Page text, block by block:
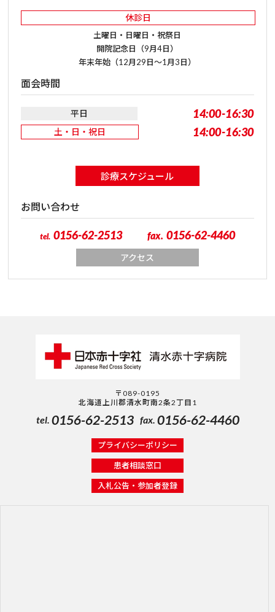
休診日
土曜日・日曜日・祝祭日
開院記念日（9月4日）
年末年始（12月29日～1月3日）
診療スケジュール
面会時間
平日 14:00-16:30
土・日・祝日 14:00-16:30
お問い合わせ
tel. 0156-62-2513 fax. 0156-62-4460
アクセス
〒089-0195
北海道上川郡清水町南2条2丁目1
tel. 0156-62-2513 fax. 0156-62-4460
プライバシーポリシー
患者相談窓口
入札公告・参加者登録